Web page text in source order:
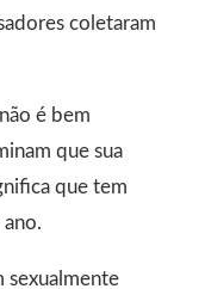
coletaram
é bem
que sua
que tem
sexualmente